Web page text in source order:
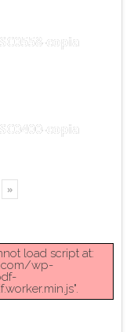
copia
copia
»
load script at:
wp-